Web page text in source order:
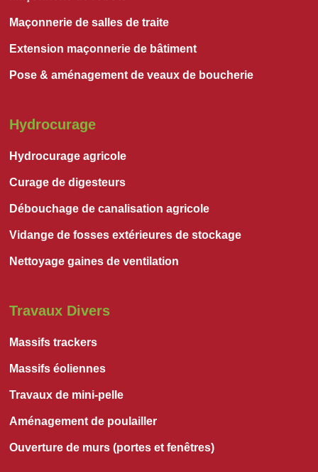
Maçonnerie de salles de traite
Extension maçonnerie de bâtiment
Pose & aménagement de veaux de boucherie
Hydrocurage
Hydrocurage agricole
Curage de digesteurs
Débouchage de canalisation agricole
Vidange de fosses extérieures de stockage
Nettoyage gaines de ventilation
Travaux Divers
Massifs trackers
Massifs éoliennes
Travaux de mini-pelle
Aménagement de poulailler
Ouverture de murs (portes et fenêtres)